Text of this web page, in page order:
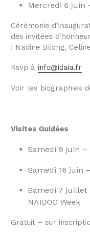
Mercredi 6 juin
Cérémonie
des invitées
: Nadine Bilong,
Rsvp à info@idaia.fr
Voir les biographies
Visites Guidées
Samedi 9 juin –
Samedi 16 juin
Samedi 7 juillet
NAIDOC Week
Gratuit – sur